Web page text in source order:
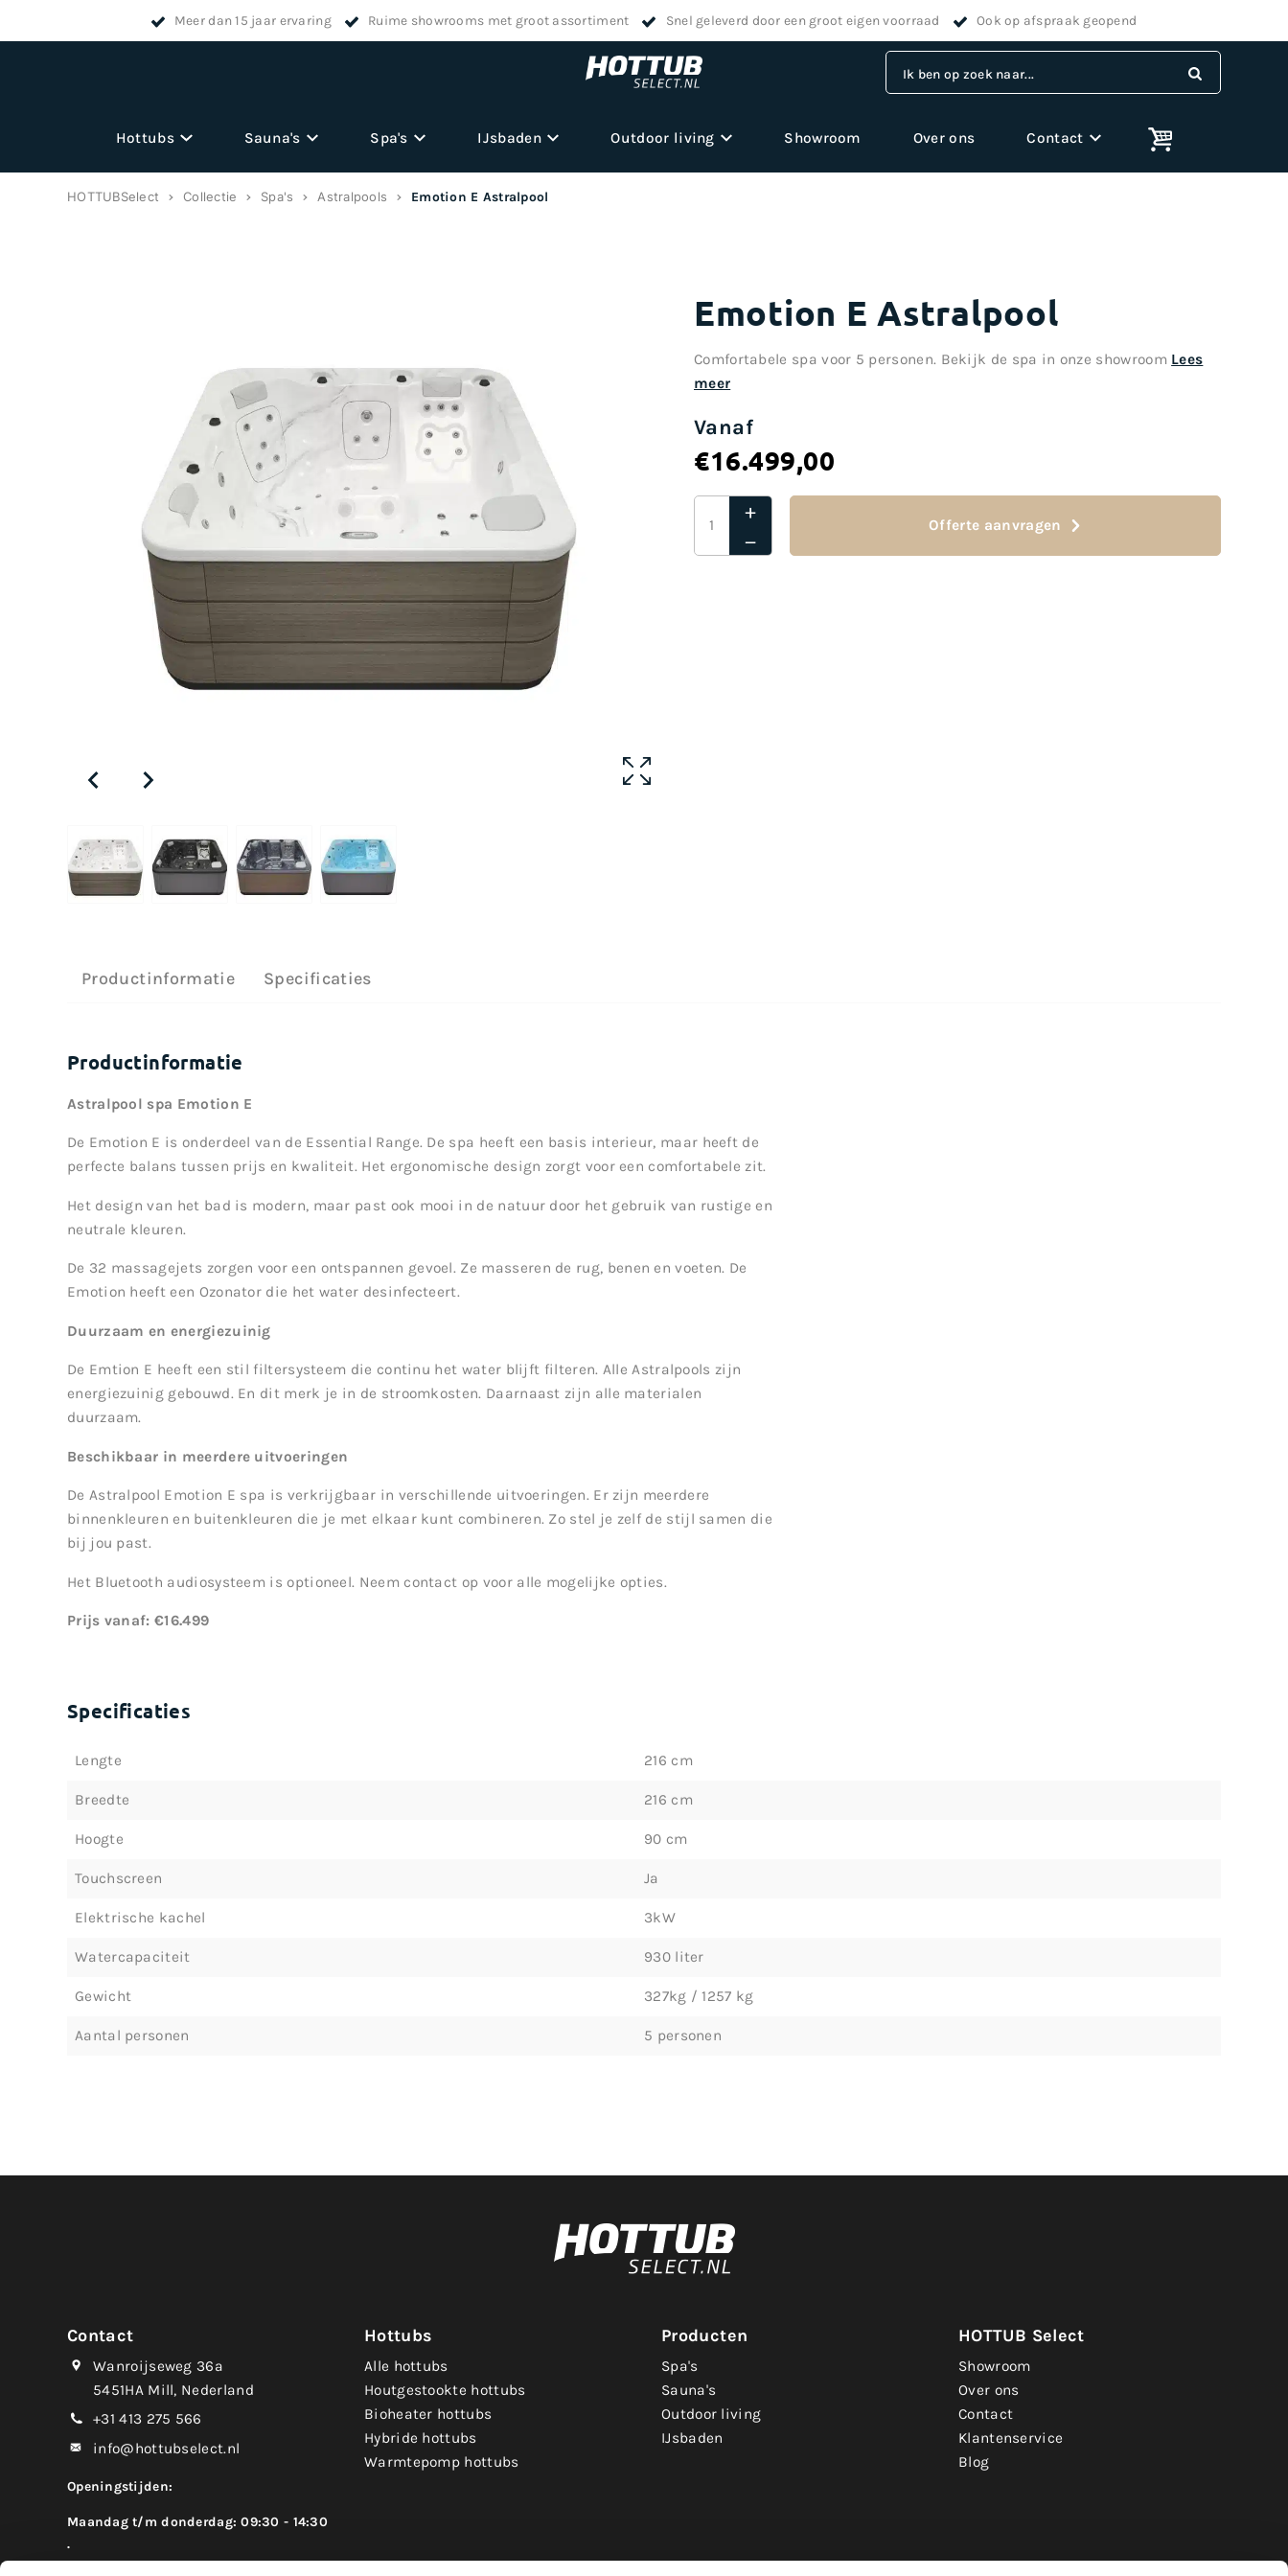
Meer dan 15 jaar ervaring Ruime showrooms met groot assortiment Snel geleverd door een groot eigen voorraad Ook op afspraak geopend
Ik ben op zoek naar...
Hottubs Sauna's Spa's IJsbaden Outdoor living Showroom Over ons Contact
HOTTUBSelect Collectie Spa's Astralpools Emotion E Astralpool
Emotion E Astralpool
Comfortabele spa voor 5 personen. Bekijk de spa in onze showroom Lees
meer
Vanaf
€16.499,00
Offerte aanvragen
Productinformatie Specificaties
Productinformatie
Astralpool spa Emotion E
De Emotion E is onderdeel van de Essential Range. De spa heeft een basis interieur, maar heeft de
perfecte balans tussen prijs en kwaliteit. Het ergonomische design zorgt voor een comfortabele zit.
Het design van het bad is modern, maar past ook mooi in de natuur door het gebruik van rustige en
neutrale kleuren.
De 32 massagejets zorgen voor een ontspannen gevoel. Ze masseren de rug, benen en voeten. De
Emotion heeft een Ozonator die het water desinfecteert.
Duurzaam en energiezuinig
De Emtion E heeft een stil filtersysteem die continu het water blijft filteren. Alle Astralpools zijn
energiezuinig gebouwd. En dit merk je in de stroomkosten. Daarnaast zijn alle materialen
duurzaam.
Beschikbaar in meerdere uitvoeringen
De Astralpool Emotion E spa is verkrijgbaar in verschillende uitvoeringen. Er zijn meerdere
binnenkleuren en buitenkleuren die je met elkaar kunt combineren. Zo stel je zelf de stijl samen die
bij jou past.
Het Bluetooth audiosysteem is optioneel. Neem contact op voor alle mogelijke opties.
Prijs vanaf: €16.499
Specificaties
Lengte 216 cm
Breedte 216 cm
Hoogte 90 cm
Touchscreen Ja
Elektrische kachel 3kW
Watercapaciteit 930 liter
Gewicht 327kg / 1257 kg
Aantal personen 5 personen
Contact
Wanroijseweg 36a
5451HA Mill, Nederland
+31 413 275 566
info@hottubselect.nl
Openingstijden:
Maandag t/m donderdag: 09:30 - 14:30
.
Hottubs
Alle hottubs
Houtgestookte hottubs
Bioheater hottubs
Hybride hottubs
Warmtepomp hottubs
Producten
Spa's
Sauna's
Outdoor living
IJsbaden
HOTTUB Select
Showroom
Over ons
Contact
Klantenservice
Blog